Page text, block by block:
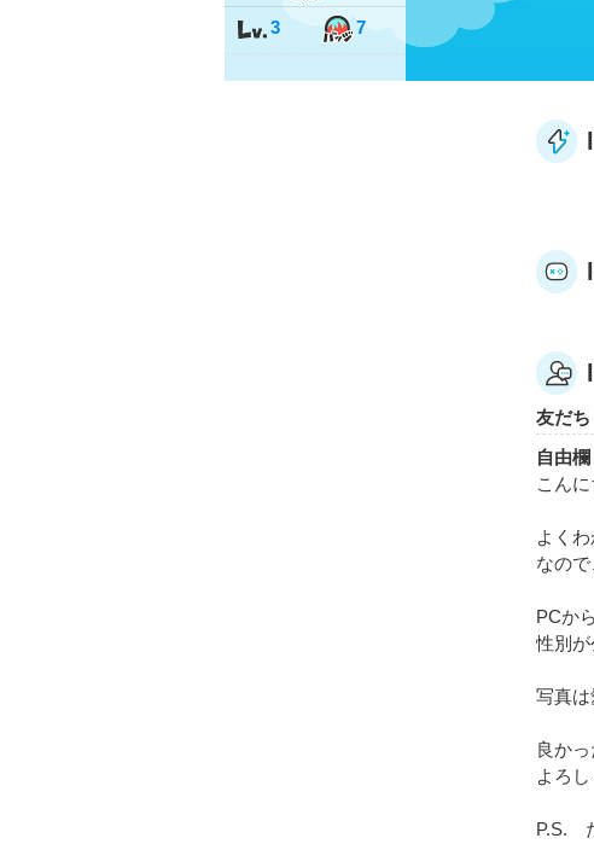
3 7
友だち
自由欄
こん
よく
なの
PCか
性別
写真
良か
よろ
P.S.